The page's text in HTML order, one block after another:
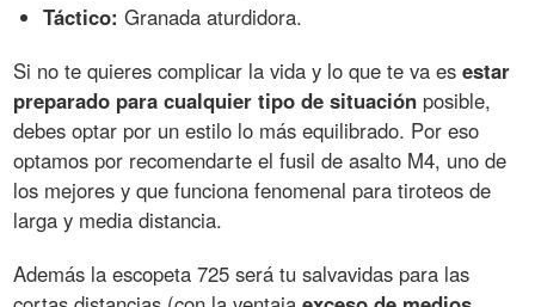
Táctico: Granada aturdidora.
Si no te quieres complicar la vida y lo que te va esestar
preparado para cualquier tipo de situación posible,
debes optar por un estilo lo más equilibrado. Por eso
optamos por recomendarte el fusil de asalto M4, uno de
los mejores y que funciona fenomenal para tiroteos de
larga y media distancia.
Además la escopeta 725 será tu salvavidas para las